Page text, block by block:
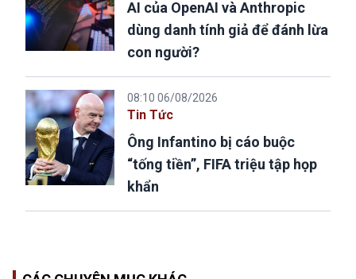
AI của OpenAI và Anthropic
dùng danh tính giả để đánh lừa
con người?
08:10 06/08/2026
Tin Tức
Ông Infantino bị cáo buộc
“tống tiền”, FIFA triệu tập họp
khẩn